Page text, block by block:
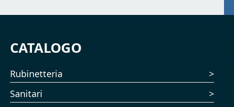
CATALOGO
Rubinetteria
Sanitari